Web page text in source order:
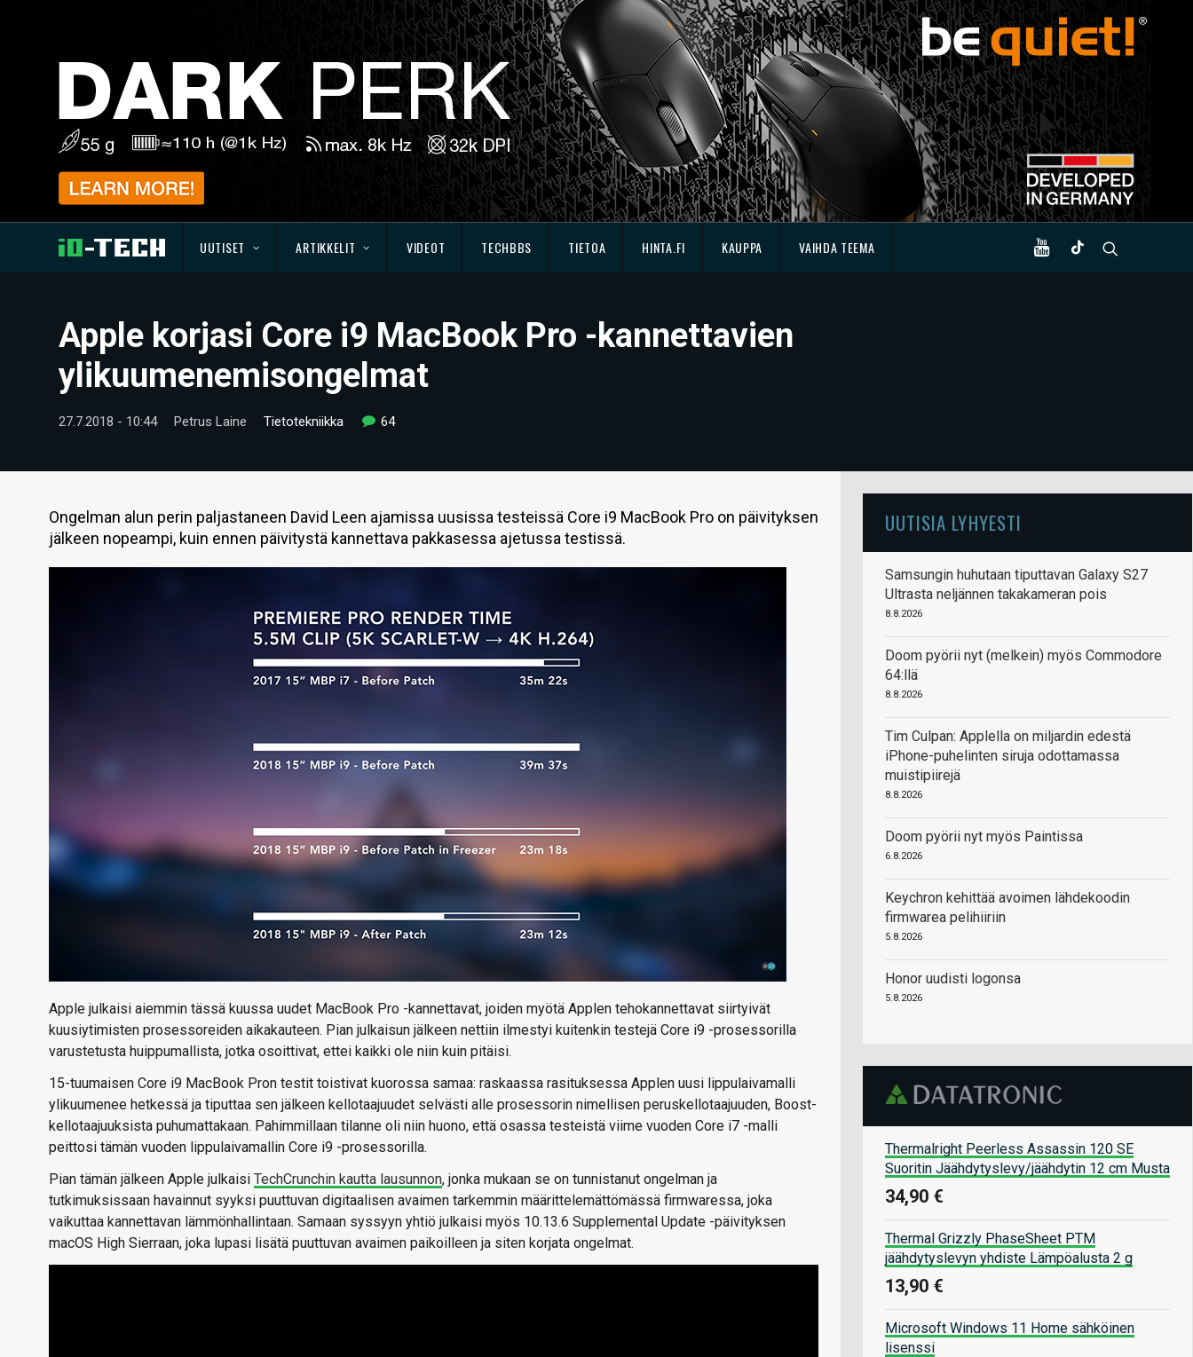
UUTISET ARTIKKELIT VIDEOT TECHBBS TIETOA HINTA.FI KAUPPA VAIHDA TEEMA
Apple korjasi Core i9 MacBook Pro -kannettavien
ylikuumenemisongelmat
27.7.2018 - 10:44 Petrus Laine Tietotekniikka 64
Ongelman alun perin paljastaneen David Leen ajamissa uusissa testeissä Core i9 MacBook Pro on päivityksen
jälkeen nopeampi, kuin ennen päivitystä kannettava pakkasessa ajetussa testissä.
Apple julkaisi aiemmin tässä kuussa uudet MacBook Pro -kannettavat, joiden myötä Applen tehokannettavat siirtyivät
kuusiytimisten prosessoreiden aikakauteen. Pian julkaisun jälkeen nettiin ilmestyi kuitenkin testejä Core i9 -prosessorilla
varustetusta huippumallista, jotka osoittivat, ettei kaikki ole niin kuin pitäisi.
15-tuumaisen Core i9 MacBook Pron testit toistivat kuorossa samaa: raskaassa rasituksessa Applen uusi lippulaivamalli
ylikuumenee hetkessä ja tiputtaa sen jälkeen kellotaajuudet selvästi alle prosessorin nimellisen peruskellotaajuuden, Boost-
kellotaajuuksista puhumattakaan. Pahimmillaan tilanne oli niin huono, että osassa testeistä viime vuoden Core i7 -malli
peittosi tämän vuoden lippulaivamallin Core i9 -prosessorilla.
Pian tämän jälkeen Apple julkaisi TechCrunchin kautta lausunnon, jonka mukaan se on tunnistanut ongelman ja
tutkimuksissaan havainnut syyksi puuttuvan digitaalisen avaimen tarkemmin määrittelemättömässä firmwaressa, joka
vaikuttaa kannettavan lämmönhallintaan. Samaan syssyyn yhtiö julkaisi myös 10.13.6 Supplemental Update -päivityksen
macOS High Sierraan, joka lupasi lisätä puuttuvan avaimen paikoilleen ja siten korjata ongelmat.
UUTISIA LYHYESTI
Samsungin huhutaan tiputtavan Galaxy S27
Ultrasta neljännen takakameran pois
8.8.2026
Doom pyörii nyt (melkein) myös Commodore
64:llä
8.8.2026
Tim Culpan: Applella on miljardin edestä
iPhone-puhelinten siruja odottamassa
muistipiirejä
8.8.2026
Doom pyörii nyt myös Paintissa
6.8.2026
Keychron kehittää avoimen lähdekoodin
firmwarea pelihiiriin
5.8.2026
Honor uudisti logonsa
5.8.2026
Thermalright Peerless Assassin 120 SE
Suoritin Jäähdytyslevy/jäähdytin 12 cm Musta
34,90 €
Thermal Grizzly PhaseSheet PTM
jäähdytyslevyn yhdiste Lämpöalusta 2 g
13,90 €
Microsoft Windows 11 Home sähköinen
lisenssi